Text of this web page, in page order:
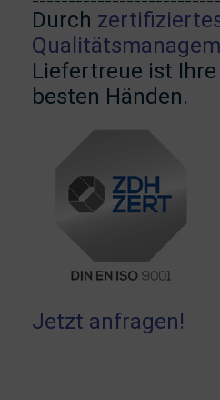
Durch
Liefertreue ist
besten Händen.
Jetzt anfragen!